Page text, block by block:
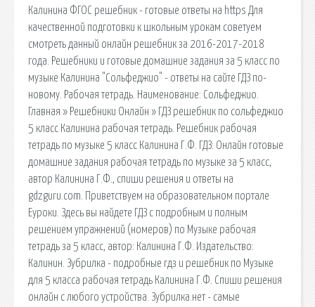
Калинина ФГОС решебник - готовые ответы на https Для
качественной подготовки к школьным урокам советуем
смотреть данный онлайн решебник за 2016-2017-2018
года. Решебники и готовые домашние задания за 5 класс по
музыке Калинина "Сольфеджио" - ответы на сайте ГДЗ по-
новому. Рабочая тетрадь. Наименование: Сольфеджио.
Главная » Решебники Онлайн » ГДЗ решебник по сольфеджио
5 класс Калинина рабочая тетрадь. Решебник рабочая
тетрадь по музыке 5 класс Калинина Г.Ф. ГДЗ: Онлайн готовые
домашние задания рабочая тетрадь по музыке за 5 класс,
автор Калинина Г.Ф., спиши решения и ответы на
gdzguru.com. Приветствуем на образовательном портале
Еуроки. Здесь вы найдете ГДЗ с подробным и полным
решением упражнений (номеров) по Музыке рабочая
тетрадь за 5 класс, автор: Калинина Г.Ф. Издательство:
Калинин. Зубрилка - подробные гдз и решебник по Музыке
для 5 класса рабочая тетрадь Калинина Г.Ф. Спиши решения
онлайн с любого устройства. Зубрилка.нет - самые